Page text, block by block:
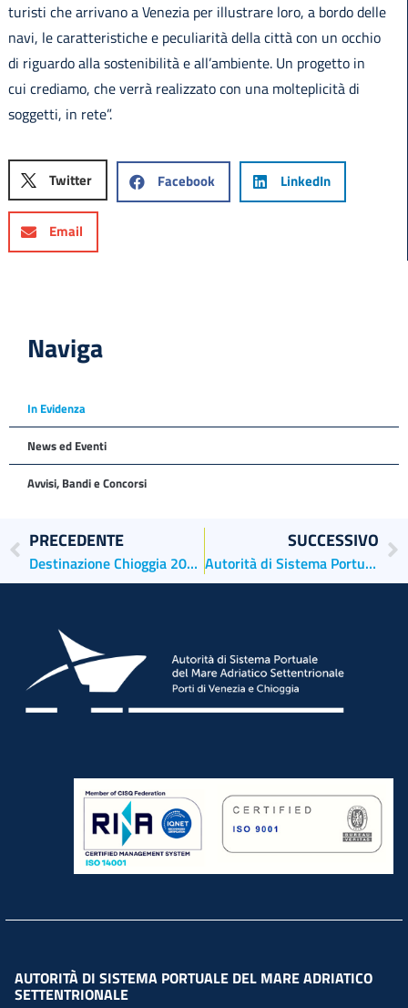
turisti che arrivano a Venezia per illustrare loro, a bordo delle
navi, le caratteristiche e peculiarità della città con un occhio
di riguardo alla sostenibilità e all’ambiente. Un progetto in
cui crediamo, che verrà realizzato con una molteplicità di
soggetti, in rete”.
Twitter Facebook LinkedIn
Email
Naviga
In Evidenza
News ed Eventi
Avvisi, Bandi e Concorsi
PRECEDENTE
Destinazione Chioggia 2023: il nuovo modello crocieristico clodiense
SUCCESSIVO
Autorità di Sistema Portuale e Venezia Terminal Passeggeri in missione a Fort Lauderdale per presentare l’evoluzione della crocieristica del Sistema Portuale Veneto al SeaTrade Cruise Global, la più importante fiera del comparto a livello mondiale
AUTORITÀ DI SISTEMA PORTUALE DEL MARE ADRIATICO
SETTENTRIONALE